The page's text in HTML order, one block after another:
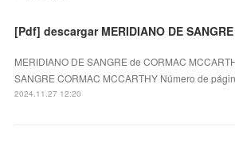
MERIDIANO DE SANGRE de CORMAC
SANGRE CORMAC MCCARTHY Número de
2024.11.27 12:20